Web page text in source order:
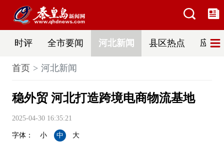
时评 全市要闻 河北新闻 县区热点 应急
首页 河北新闻
稳外贸 河北打造跨境电商物流基地
2025-04-30 16:35:21
字体： 小 中 大